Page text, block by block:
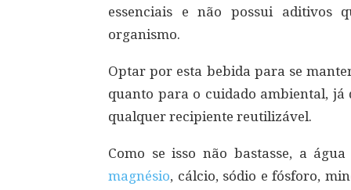
essenciais e não possui aditivos
organismo.
Optar por esta bebida para se
quanto para o cuidado ambiental, já
qualquer recipiente reutilizável.
Como se isso não bastasse, a
magnésio, cálcio, sódio e fósforo,